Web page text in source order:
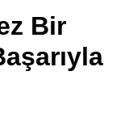
Bir